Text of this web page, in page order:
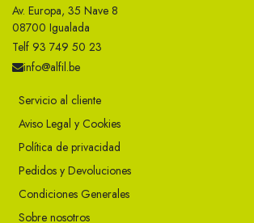
Av. Europa, 35 Nave 8
08700 Igualada
Telf 93 749 50 23
info@alfil.be
Servicio al cliente
Aviso Legal y Cookies
Política de privacidad
Pedidos y Devoluciones
Condiciones Generales
Sobre nosotros